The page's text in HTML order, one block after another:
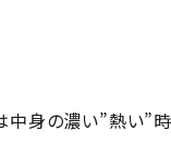
中身の濃い”熱い”